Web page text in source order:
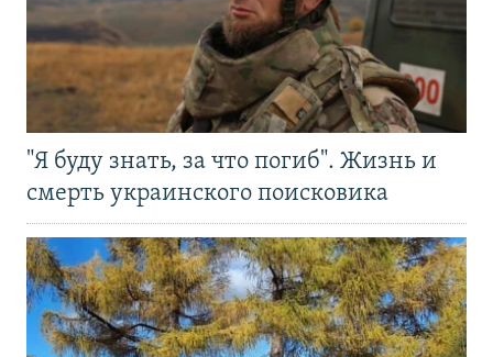
"Я буду знать, за что погиб". Жизнь и
смерть украинского поисковика